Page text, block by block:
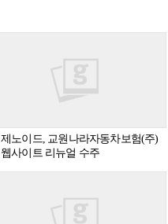
제노이드, 교원나라자동차보험(주)
웹사이트 리뉴얼 수주